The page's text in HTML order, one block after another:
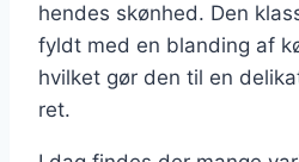
hendes skønhed. Den
fyldt med en blanding af
hvilket gør den til en
ret.